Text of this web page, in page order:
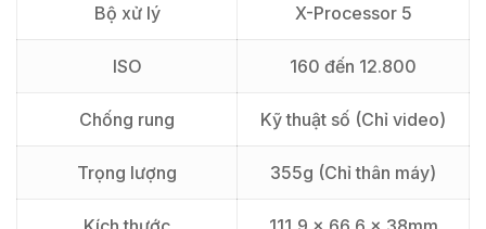
Bộ xử lý X-Processor 5
ISO 160 đến 12.800
Chống rung Kỹ thuật số (Chỉ video)
Trọng lượng 355g (Chỉ thân máy)